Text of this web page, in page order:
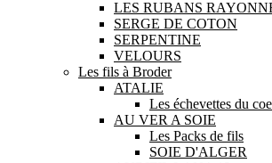
LES RUBANS
SERGE DE COTON
SERPENTINE
VELOURS
Les fils à Broder
ATALIE
Les échevettes du
AU VER A SOIE
Les Packs de fils
SOIE D'ALGER